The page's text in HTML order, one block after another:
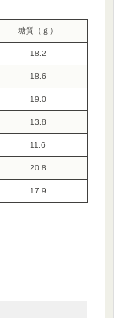
糖質（ｇ）
18.2
18.6
19.0
13.8
11.6
20.8
17.9